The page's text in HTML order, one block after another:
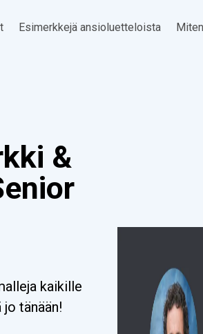
Esimerkkejä ansioluetteloista
&
kaikille
tänään!